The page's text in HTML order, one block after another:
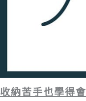
收納苦手也學得